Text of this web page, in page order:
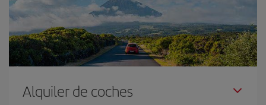
Alquiler de coches